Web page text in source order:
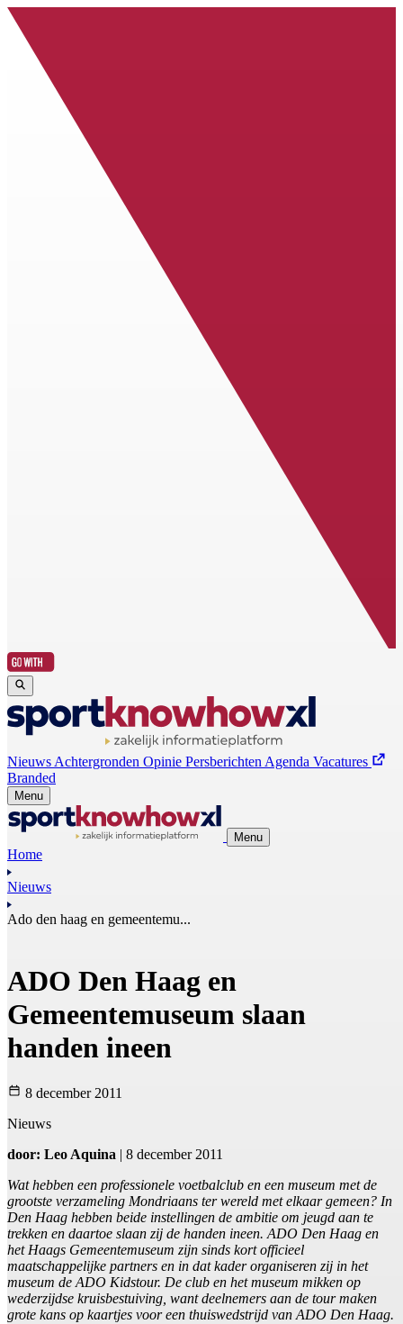
Nieuws Achtergronden Opinie Persberichten Agenda Vacatures
Branded
Menu
Menu
Home
Nieuws
Ado den haag en gemeentemu...
ADO Den Haag en
Gemeentemuseum slaan
handen ineen
8 december 2011
Nieuws
door: Leo Aquina | 8 december 2011
Wat hebben een professionele voetbalclub en een museum met de
grootste verzameling Mondriaans ter wereld met elkaar gemeen? In
Den Haag hebben beide instellingen de ambitie om jeugd aan te
trekken en daartoe slaan zij de handen ineen. ADO Den Haag en
het Haags Gemeentemuseum zijn sinds kort officieel
maatschappelijke partners en in dat kader organiseren zij in het
museum de ADO Kidstour. De club en het museum mikken op
wederzijdse kruisbestuiving, want deelnemers aan de tour maken
grote kans op kaartjes voor een thuiswedstrijd van ADO Den Haag.